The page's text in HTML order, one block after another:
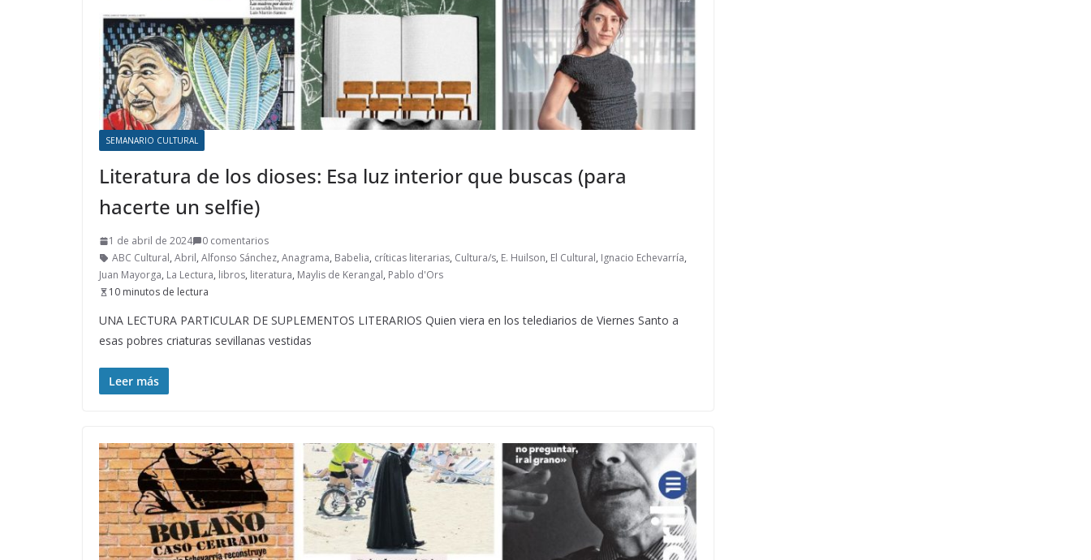
SEMANARIO CULTURAL
Literatura de los dioses: Esa luz interior que buscas (para
hacerte un selfie)
1 de abril de 2024
0 comentarios
ABC Cultural, Abril, Alfonso Sánchez, Anagrama, Babelia, críticas literarias, Cultura/s, E. Huilson, El Cultural, Ignacio Echevarría,
Juan Mayorga, La Lectura, libros, literatura, Maylis de Kerangal, Pablo d'Ors
10 minutos de lectura
UNA LECTURA PARTICULAR DE SUPLEMENTOS LITERARIOS Quien viera en los telediarios de Viernes Santo a
esas pobres criaturas sevillanas vestidas
Leer más